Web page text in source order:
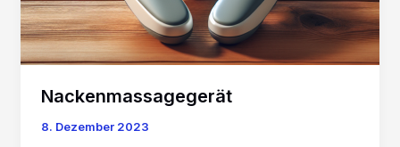
Nackenmassagegerät
8. Dezember 2023